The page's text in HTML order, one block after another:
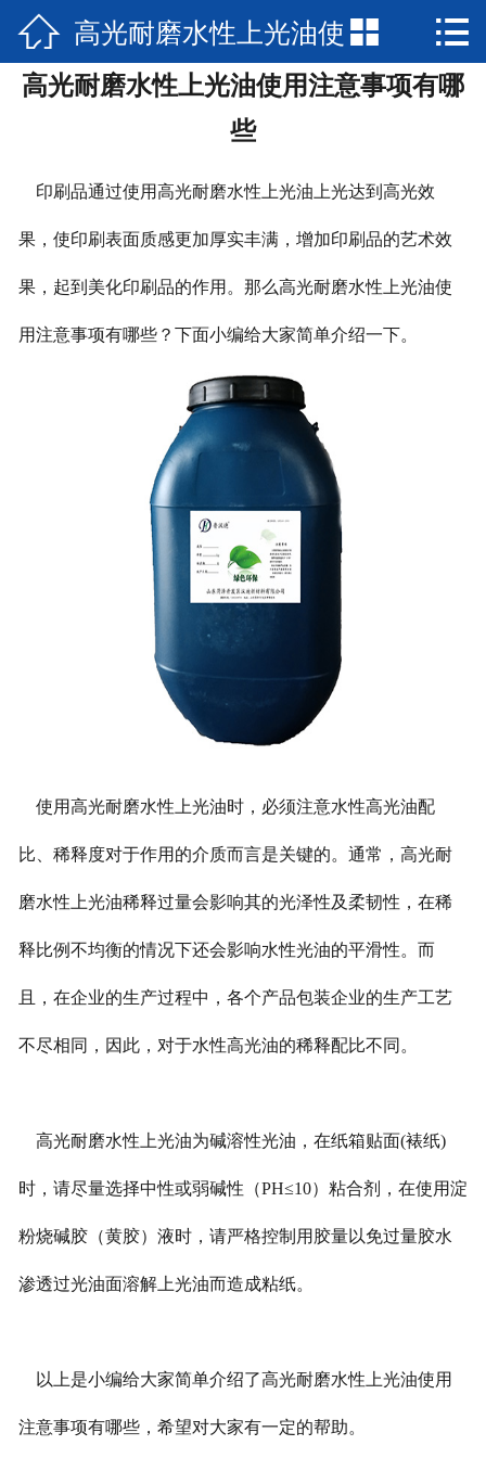
 网站首页
走进汉迪
新闻资讯
联系我们
 高光耐磨水性上光油使
用注意事项有哪些
 
高光耐磨水性上光油使用注意事项有哪
些
印刷品通过使用高光耐磨水性上光油上光达到高光效
果，使印刷表面质感更加厚实丰满，增加印刷品的艺术效
果，起到美化印刷品的作用。那么高光耐磨水性上光油使
用注意事项有哪些？下面小编给大家简单介绍一下。
使用高光耐磨水性上光油时，必须注意水性高光油配
比、稀释度对于作用的介质而言是关键的。通常，高光耐
磨水性上光油稀释过量会影响其的光泽性及柔韧性，在稀
释比例不均衡的情况下还会影响水性光油的平滑性。而
且，在企业的生产过程中，各个产品包装企业的生产工艺
不尽相同，因此，对于水性高光油的稀释配比不同。
高光耐磨水性上光油为碱溶性光油，在纸箱贴面(裱纸)
时，请尽量选择中性或弱碱性（PH≤10）粘合剂，在使用淀
粉烧碱胶（黄胶）液时，请严格控制用胶量以免过量胶水
渗透过光油面溶解上光油而造成粘纸。
以上是小编给大家简单介绍了高光耐磨水性上光油使用
注意事项有哪些，希望对大家有一定的帮助。